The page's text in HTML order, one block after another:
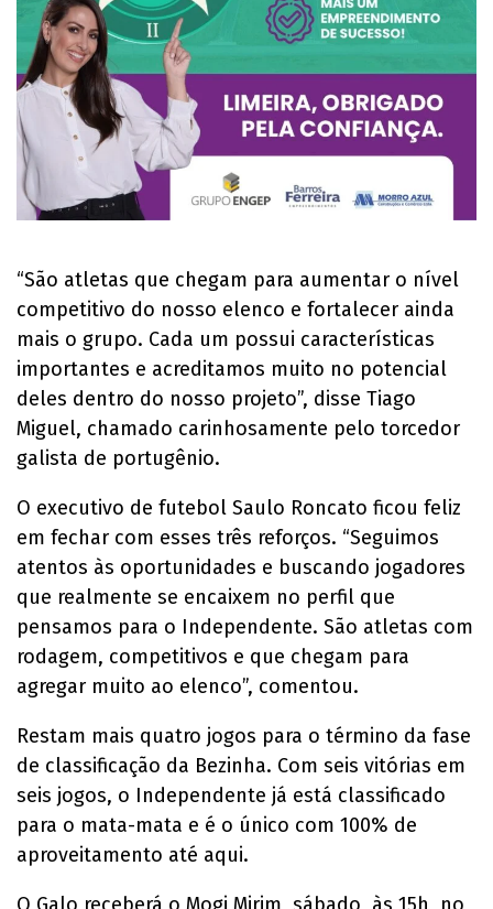
“São atletas que chegam para aumentar o nível
competitivo do nosso elenco e fortalecer ainda
mais o grupo. Cada um possui características
importantes e acreditamos muito no potencial
deles dentro do nosso projeto”, disse Tiago
Miguel, chamado carinhosamente pelo torcedor
galista de portugênio.
O executivo de futebol Saulo Roncato ficou feliz
em fechar com esses três reforços. “Seguimos
atentos às oportunidades e buscando jogadores
que realmente se encaixem no perfil que
pensamos para o Independente. São atletas com
rodagem, competitivos e que chegam para
agregar muito ao elenco”, comentou.
Restam mais quatro jogos para o término da fase
de classificação da Bezinha. Com seis vitórias em
seis jogos, o Independente já está classificado
para o mata-mata e é o único com 100% de
aproveitamento até aqui.